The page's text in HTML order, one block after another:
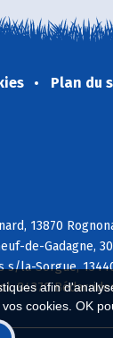
afin
cookies. OK
Plan du
13870
de-Gadagne,
la-Sorgue,
84370